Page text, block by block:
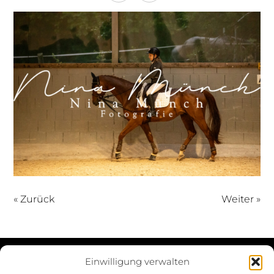
Einwilligung verwalten
« Zurück Weiter »